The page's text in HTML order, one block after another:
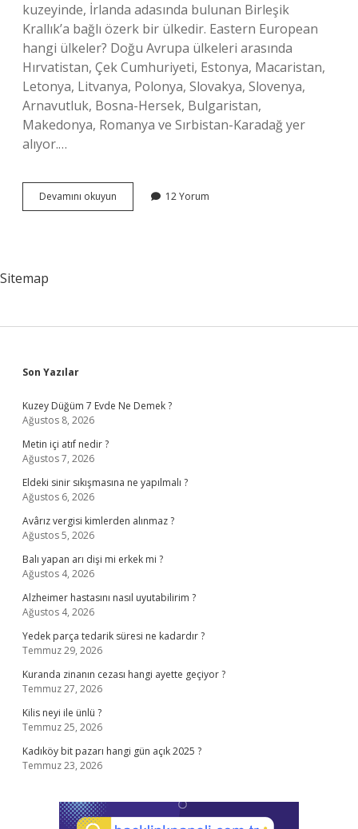
kuzeyinde, İrlanda adasında bulunan Birleşik
Krallık’a bağlı özerk bir ülkedir. Eastern European
hangi ülkeler? Doğu Avrupa ülkeleri arasında
Hırvatistan, Çek Cumhuriyeti, Estonya, Macaristan,
Letonya, Litvanya, Polonya, Slovakya, Slovenya,
Arnavutluk, Bosna-Hersek, Bulgaristan,
Makedonya, Romanya ve Sırbistan-Karadağ yer
alıyor.…
Devamını okuyun
Europe
12 Yorum
Sitemap
Sidebar
Son Yazılar
Kuzey Düğüm 7 Evde Ne Demek ?
Ağustos 8, 2026
Metin içi atıf nedir ?
Ağustos 7, 2026
Eldeki sinir sıkışmasına ne yapılmalı ?
Ağustos 6, 2026
Avârız vergisi kimlerden alınmaz ?
Ağustos 5, 2026
Balı yapan arı dişi mi erkek mi ?
Ağustos 4, 2026
Alzheimer hastasını nasıl uyutabilirim ?
Ağustos 4, 2026
Yedek parça tedarik süresi ne kadardır ?
Temmuz 29, 2026
Kuranda zinanın cezası hangi ayette geçiyor ?
Temmuz 27, 2026
Kilis neyi ile ünlü ?
Temmuz 25, 2026
Kadıköy bit pazarı hangi gün açık 2025 ?
Temmuz 23, 2026